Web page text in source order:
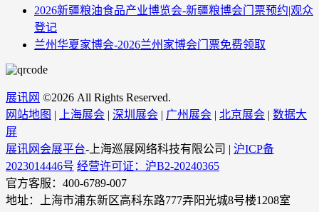
2026新疆粮油食品产业博览会-新疆粮博会门票预约|观众
登记
兰州华夏家博会-2026兰州家博会门票免费领取
展讯网 ©2026 All Rights Reserved.
网站地图 | 上海展会 | 深圳展会 | 广州展会 | 北京展会 | 数据大
屏
展讯网会展平台-上海巡展网络科技有限公司 | 沪ICP备
2023014446号 经营许可证：沪B2-20240365
官方客服：400-6789-007
地址：上海市浦东新区高科东路777弄阳光城8号楼1208室